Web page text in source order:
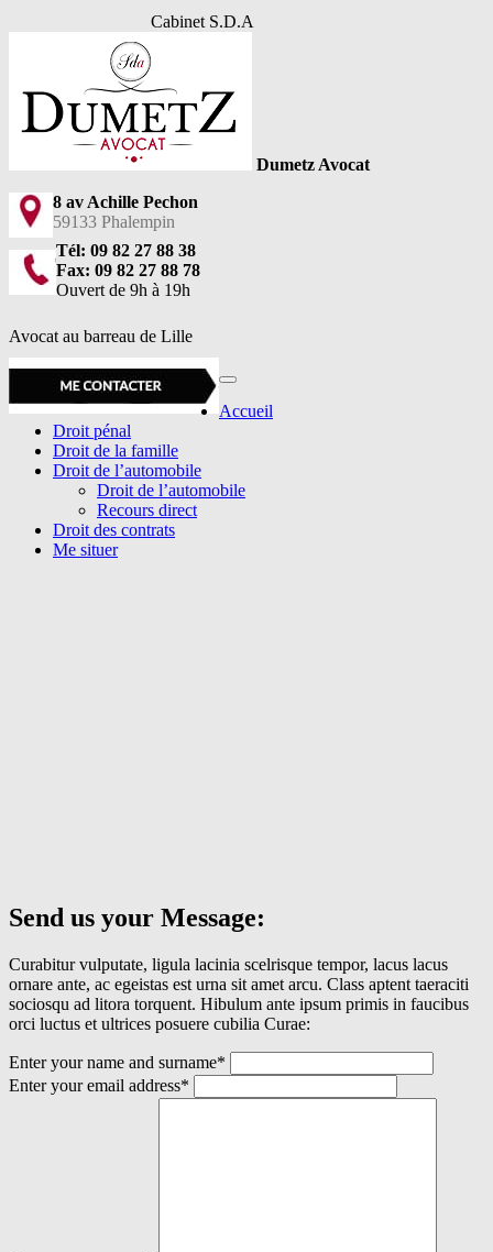
Cabinet S.D.A
Dumetz Avocat
8 av Achille Pechon
59133 Phalempin
Tél: 09 82 27 88 38
Fax: 09 82 27 88 78
Ouvert de 9h à 19h
Avocat au barreau de Lille
Accueil
Droit pénal
Droit de la famille
Droit de l’automobile
Droit de l’automobile
Recours direct
Droit des contrats
Me situer
Send us your Message:
Curabitur vulputate, ligula lacinia scelrisque tempor, lacus lacus
ornare ante, ac egeistas est urna sit amet arcu. Class aptent taeraciti
sociosqu ad litora torquent. Hibulum ante ipsum primis in faucibus
orci luctus et ultrices posuere cubilia Curae:
Enter your name and surname*
Enter your email address*